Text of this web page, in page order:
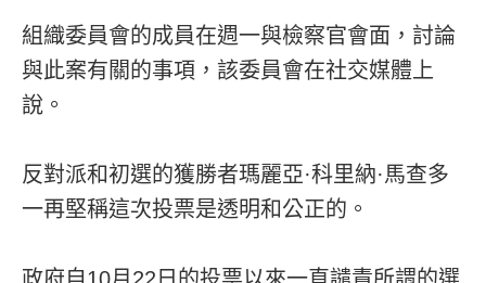
組織委員會的成員在週一與檢察官會面，討論
與此案有關的事項，該委員會在社交媒體上
說。
反對派和初選的獲勝者瑪麗亞·科里納·馬查多
一再堅稱這次投票是透明和公正的。